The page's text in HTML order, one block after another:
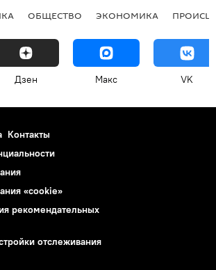
ОБЩЕСТВО ЭКОНОМИКА
Дзен Макс VK
Контакты
«cookie»
рекомендательных
отслеживания